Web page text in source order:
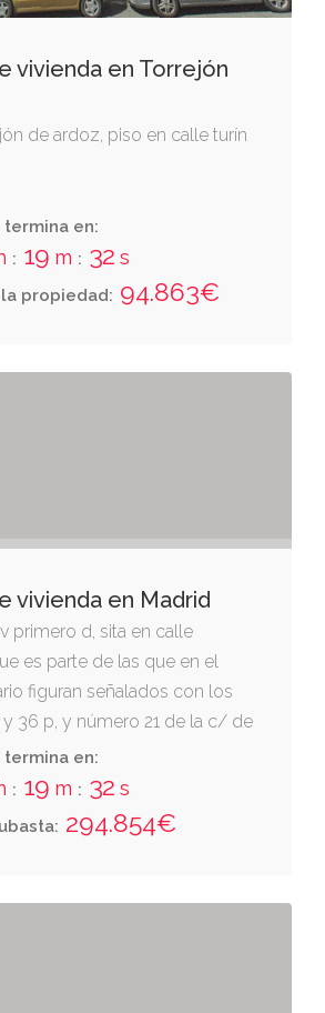
vivienda en Torrejón
de ardoz, piso en calle turín
termina en:
: 19 m : 31 s
propiedad: 94.863€
vivienda en Madrid
primero d, sita en calle
es parte de las que en el
figuran señalados con los
36 p, y número 21 de la c/ de
nº 43 y 45, en madrid-
su acceso a la izqda desde
de acceso a planta y a la dcha
m edificio. destinada a
aseo, tres dormitorios y un
termina en:
: 19 m : 31 s
294.854€